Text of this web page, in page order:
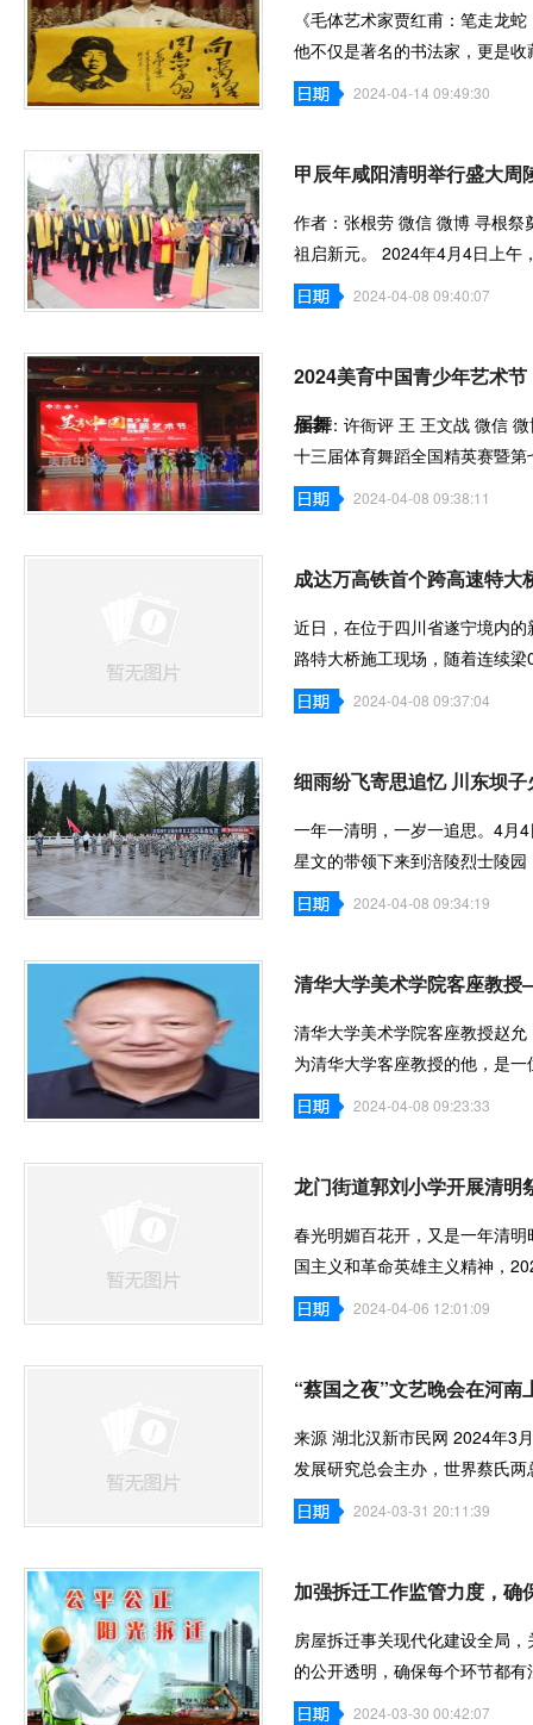
《毛体艺术家贾红甫：笔走龙
他不仅是著名的书法家，更是
副院长，中2024-04-14 09:49:30
甲辰年咸阳清明举行盛大周
作者：张根劳 微信 微博 寻根
祖启新元。 2024年4月4日上午
者、传统文化的2024-04-08 09:40:07
2024美育中国青少年艺术
届舞
作者：许衙评 王 王文战 微信
十三届体育舞蹈全国精英赛暨
分职业组、院2024-04-08 09:38:11
成达万高铁首个跨高速特大
近日，在位于四川省遂宁境内
路特大桥施工现场，随着连续
构施工正式2024-04-08 09:37:04
细雨纷飞寄思追忆 川东坝
一年一清明，一岁一追思。4月
星文的带领下来到涪陵烈士陵
东坝子宝龙2024-04-08 09:34:19
清华大学美术学院客座教
清华大学美术学院客座教授赵
为清华大学客座教授的他，是
艺术之路，2024-04-08 09:23:33
龙门街道郭刘小学开展清明
春光明媚百花开，又是一年清
国主义和革命英雄主义精神，
无比崇敬的心情2024-04-06 12:01:09
“蔡国之夜”文艺晚会在河南
来源 湖北汉新市民网 2024年3
发展研究总会主办，世界蔡氏
圆满完成。 应邀参
2024-03-31 20:11:39
加强拆迁工作监管力度，确
房屋拆迁事关现代化建设全局
的公开透明，确保每个环节都
光拆迁、和2024-03-30 00:42:07